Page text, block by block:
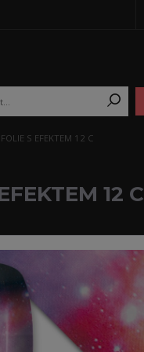
FOLIE S EFEKTEM 12 C
12 C